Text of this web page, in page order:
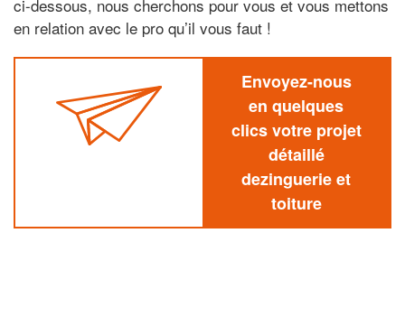
ci-dessous, nous cherchons pour vous et vous mettons
en relation avec le pro qu’il vous faut !
Envoyez-nous
en quelques
clics votre projet
détaillé
dezinguerie et
toiture